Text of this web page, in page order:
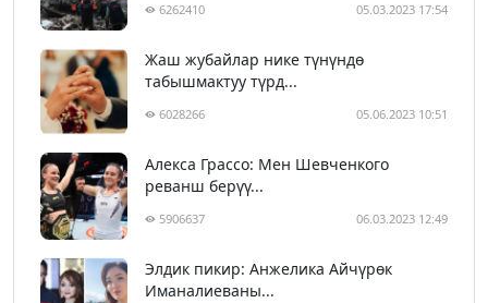
6262410 05.03.2023 17:54
Жаш жубайлар нике түнүндө
табышмактуу түрд...
6028266 05.06.2023 10:51
Алекса Грассо: Мен Шевченкого
реванш берүү...
5906637 06.03.2023 12:49
Элдик пикир: Анжелика Айчүрөк
Иманалиеваны...